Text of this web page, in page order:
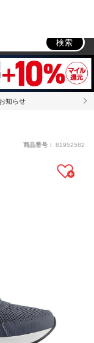
検索
知らせ
商品番号： 81952582